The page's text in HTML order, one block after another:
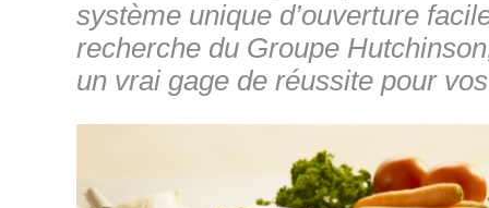
système unique d’ouverture
recherche du Groupe
un vrai gage de réussite pour